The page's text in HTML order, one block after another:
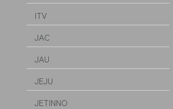
ITV
JAC
JAU
JEJU
JETINNO